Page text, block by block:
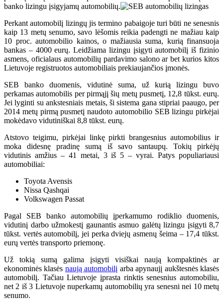
banko lizingu įsigyjamų automobilių.
Perkant automobilį lizingų jis termino pabaigoje turi būti ne senesnis
kaip 13 metų senumo, savo lėšomis reikia padengti ne mažiau kaip
10 proc. automobilio kainos, o mažiausia suma, kurią finansuoja
bankas – 4000 eurų. Leidžiama lizingu įsigyti automobilį iš fizinio
asmens, oficialaus automobilių pardavimo salono ar bet kurios kitos
Lietuvoje registruotos automobiliais prekiaujančios įmonės.
SEB banko duomenis, vidutinė suma, už kurią lizingu buvo
perkamas automobilis per pirmąjį šių metų pusmetį, 12,8 tūkst. eurų.
Jei lyginti su ankstesniais metais, ši sistema gana stipriai paaugo, per
2014 metų pirmą pusmetį naudoto automobilio SEB lizingu pirkėjai
mokėdavo vidutiniškai 8,8 tūkst. eurų.
Atstovo teigimu, pirkėjai linkę pirkti brangesnius automobilius ir
moka didesnę pradinę sumą iš savo santaupų. Tokių pirkėjų
vidutinis amžius – 41 metai, 3 iš 5 – vyrai. Patys populiariausi
automobiliai:
Toyota Avensis
Nissa Qashqai
Volkswagen Passat
Pagal SEB banko automobilių įperkamumo rodiklio duomenis,
vidutinį darbo užmokestį gaunantis asmuo galėtų lizingu įsigyti 8,7
tūkst. vertės automobilį, jei perka dviejų asmenų šeima – 17,4 tūkst.
eurų vertės transporto priemonę.
Už tokią sumą galima įsigyti visiškai naują kompaktinės ar
ekonominės klasės naują automobilį arba apynaujį aukštesnės klasės
automobilį. Tačiau Lietuvoje įprasta rinktis senesnius automobiliu,
net 2 iš 3 Lietuvoje nuperkamų automobilių yra senesni nei 10 metų
senumo.